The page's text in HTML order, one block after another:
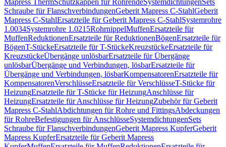
Mapress ThermSchutzkappen für RohrendeSystemdichtungenSets
Schraube für FlanschverbindungenGeberit Mapress C-StahlGeberit
Mapress C-StahlErsatzteile für Geberit Mapress C-StahlSystemrohre
1.0034Systemrohre 1.0215RohrnippelMuffenErsatzteile für
MuffenReduktionenErsatzteile für ReduktionenBögenErsatzteile für
BögenT-StückeErsatzteile für T-StückeKreuzstückeErsatzteile für
KreuzstückeÜbergänge unlösbarErsatzteile für Übergänge
unlösbarÜbergänge und Verbindungen, lösbarErsatzteile für
Übergänge und Verbindungen, lösbarKompensatorenErsatzteile für
KompensatorenVerschlüsseErsatzteile für VerschlüsseT-Stücke für
HeizungErsatzteile für T-Stücke für HeizungAnschlüsse für
HeizungErsatzteile für Anschlüsse für HeizungZubehör für Geberit
Mapress C-StahlAbdichtungen für Rohre und FittingsAbdeckungen
für RohreBefestigungen für AnschlüsseSystemdichtungenSets
Schraube für FlanschverbindungenGeberit Mapress KupferGeberit
Mapress KupferErsatzteile für Geberit Mapress